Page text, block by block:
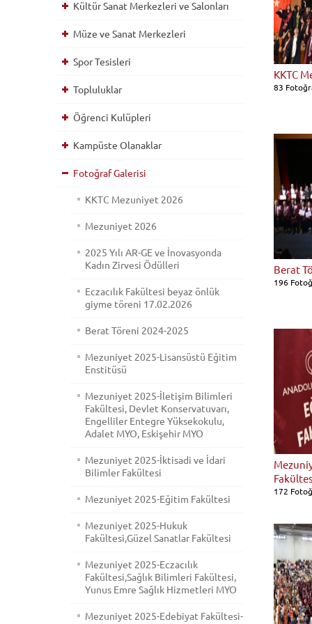
KKTC
83
Berat
196
172
Kültür Sanat Merkezleri ve Salonları
Müze ve Sanat Merkezleri
Spor Tesisleri
Topluluklar
Öğrenci Kulüpleri
Kampüste Olanaklar
Fotoğraf Galerisi
KKTC Mezuniyet 2026
Mezuniyet 2026
2025 Yılı AR-GE ve İnovasyonda
Kadın Zirvesi Ödülleri
Eczacılık Fakültesi beyaz önlük
giyme töreni 17.02.2026
Berat Töreni 2024-2025
Mezuniyet 2025-Lisansüstü Eğitim
Enstitüsü
Mezuniyet 2025-İletişim Bilimleri
Fakültesi, Devlet Konservatuvarı,
Engelliler Entegre Yüksekokulu,
Adalet MYO, Eskişehir MYO
Mezuniyet 2025-İktisadi ve İdari
Bilimler Fakültesi
Mezuniyet 2025-Eğitim Fakültesi
Mezuniyet 2025-Hukuk
Fakültesi,Güzel Sanatlar Fakültesi
Mezuniyet 2025-Eczacılık
Fakültesi,Sağlık Bilimleri Fakültesi,
Yunus Emre Sağlık Hizmetleri MYO
Mezuniyet 2025-Edebiyat Fakültesi-